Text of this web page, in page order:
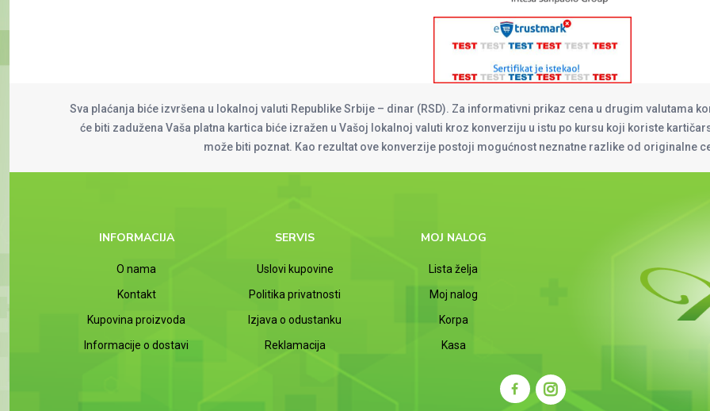
Sva plaćanja biće izvršena u lokalnoj valuti Republike Srbije – dinar (RSD). Za informativni prikaz cena u drugim valutama
će biti zadužena Vaša platna kartica biće izražen u Vašoj lokalnoj valuti kroz konverziju u istu po kursu koji koriste
može biti poznat. Kao rezultat ove konverzije postoji mogućnost neznatne razlike od originalne
INFORMACIJA
O nama
Kontakt
Kupovina proizvoda
Informacije o dostavi
SERVIS
Uslovi kupovine
Politika privatnosti
Izjava o odustanku
Reklamacija
MOJ NALOG
Lista želja
Moj nalog
Korpa
Kasa